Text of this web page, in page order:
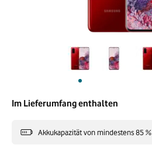
Im Lieferumfang enthalten
Akkukapazität von mindestens 85 %